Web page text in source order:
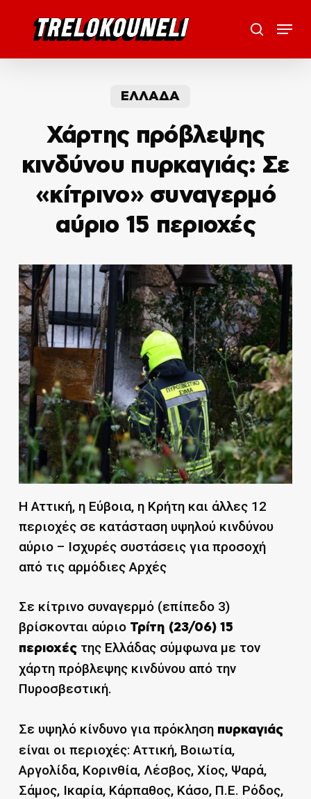
search
Menu
ΕΛΛΑΔΑ
Χάρτης πρόβλεψης
κινδύνου πυρκαγιάς: Σε
«κίτρινο» συναγερμό
αύριο 15 περιοχές
Η Αττική, η Εύβοια, η Κρήτη και άλλες 12
περιοχές σε κατάσταση υψηλού κινδύνου
αύριο – Ισχυρές συστάσεις για προσοχή
από τις αρμόδιες Αρχές
Σε κίτρινο συναγερμό (επίπεδο 3)
βρίσκονται αύριο Τρίτη (23/06) 15
περιοχέςτης Ελλάδας σύμφωνα με τον
χάρτη πρόβλεψης κινδύνου από την
Πυροσβεστική.
Σε υψηλό κίνδυνο για πρόκληση πυρκαγιάς
είναι οι περιοχές: Αττική, Βοιωτία,
Αργολίδα, Κορινθία, Λέσβος, Χίος, Ψαρά,
Σάμος, Ικαρία, Κάρπαθος, Κάσο, Π.Ε. Ρόδος,